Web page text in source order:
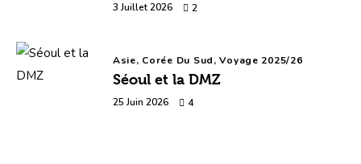
3 Juillet 2026 2
Asie, Corée Du Sud,Voyage 2025/26
Séoul et la DMZ
25 Juin 2026 4